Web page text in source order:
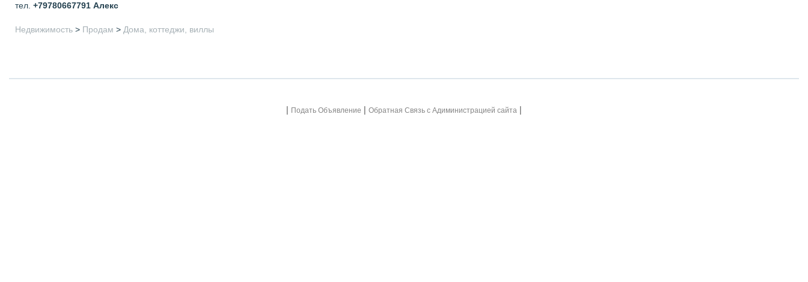
тел. +79780667791 Алекс
Недвижимость > Продам > Дома, коттеджи, виллы
| Подать Объявление | Обратная Связь с Адиминистрацией сайта |